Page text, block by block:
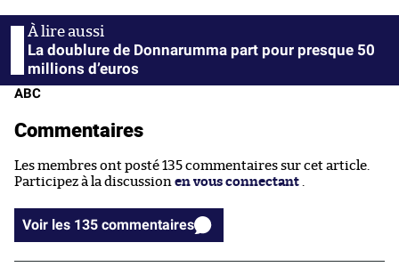
La doublure de Donnarumma part pour presque 50
millions d’euros
ABC
Commentaires
Les membres ont posté 135 commentaires sur cet article.
Participez à la discussion en vous connectant
Voir les 135 commentaires